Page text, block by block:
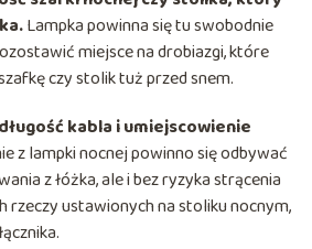
Lampka powinna się tu swobodnie
miejsce na drobiazgi, które
czy stolik tuż przed snem.
kabla i umiejscowienie
z lampki nocnej powinno się odbywać
z łóżka, ale i bez ryzyka strącenia
rzeczy ustawionych na stoliku nocnym,